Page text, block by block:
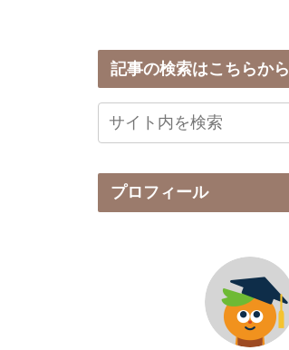
記事の検索はこちらから
プロフィール